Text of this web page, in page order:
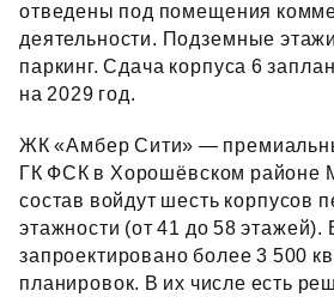
отведены под помещения
деятельности. Подземные
паркинг. Сдача корпуса 6
на 2029 год.
ЖК «Амбер Сити» —
ГК ФСК в Хорошёвском районе
состав войдут шесть корпусов
этажности (от 41 до 58 этажей).
запроектировано более 3 500
планировок. В их числе есть